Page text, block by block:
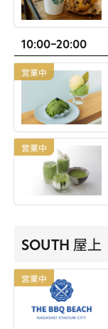
10:00-20:00
SOUTH 屋上